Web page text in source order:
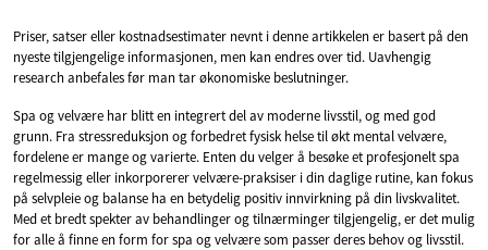
Priser, satser eller kostnadsestimater nevnt i denne artikkelen er basert på den
nyeste tilgjengelige informasjonen, men kan endres over tid. Uavhengig
research anbefales før man tar økonomiske beslutninger.
Spa og velvære har blitt en integrert del av moderne livsstil, og med god
grunn. Fra stressreduksjon og forbedret fysisk helse til økt mental velvære,
fordelene er mange og varierte. Enten du velger å besøke et profesjonelt spa
regelmessig eller inkorporerer velvære-praksiser i din daglige rutine, kan fokus
på selvpleie og balanse ha en betydelig positiv innvirkning på din livskvalitet.
Med et bredt spekter av behandlinger og tilnærminger tilgjengelig, er det mulig
for alle å finne en form for spa og velvære som passer deres behov og livsstil.